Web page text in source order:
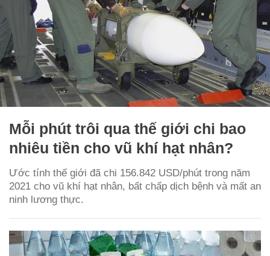
Mỗi phút trôi qua thế giới chi bao
nhiêu tiền cho vũ khí hạt nhân?
Ước tính thế giới đã chi 156.842 USD/phút trong năm
2021 cho vũ khí hạt nhân, bất chấp dịch bệnh và mất an
ninh lương thực.